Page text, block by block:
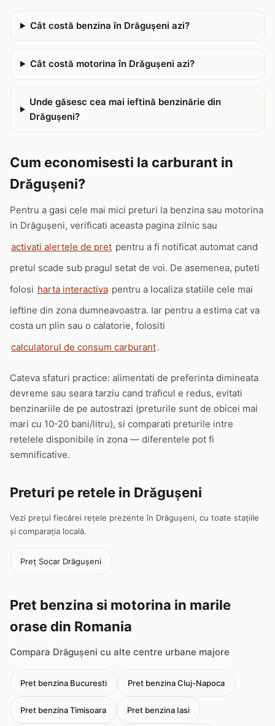
Cât costă benzina în Drăguşeni azi?
Cât costă motorina în Drăguşeni azi?
Unde găsesc cea mai ieftină benzinărie din
Drăguşeni?
Cum economisesti la carburant in
Drăguşeni?
Pentru a gasi cele mai mici preturi la benzina sau motorina
in Drăguşeni, verificati aceasta pagina zilnic sau
activati alertele de pret pentru a fi notificat automat cand
pretul scade sub pragul setat de voi. De asemenea, puteti
folosi harta interactiva pentru a localiza statiile cele mai
ieftine din zona dumneavoastra. Iar pentru a estima cat va
costa un plin sau o calatorie, folositi
calculatorul de consum carburant.
Cateva sfaturi practice: alimentati de preferinta dimineata
devreme sau seara tarziu cand traficul e redus, evitati
benzinariile de pe autostrazi (preturile sunt de obicei mai
mari cu 10-20 bani/litru), si comparati preturile intre
retelele disponibile in zona — diferentele pot fi
semnificative.
Preturi pe retele in Drăguşeni
Vezi prețul fiecărei rețele prezente în Drăguşeni, cu toate stațiile
și comparația locală.
Preț Socar Drăguşeni
Pret benzina si motorina in marile
orase din Romania
Compara Drăguşeni cu alte centre urbane majore
Pret benzina Bucuresti Pret benzina Cluj-Napoca
Pret benzina Timisoara Pret benzina Iasi